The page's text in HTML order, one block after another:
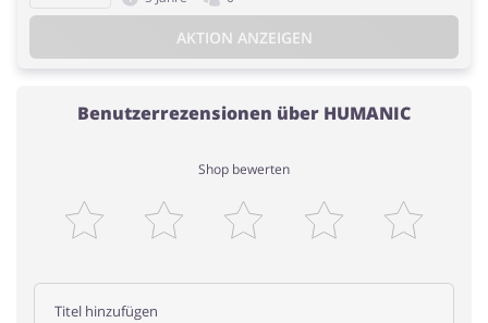
AKTION ANZEIGEN
Benutzerrezensionen über HUMANIC
Shop bewerten